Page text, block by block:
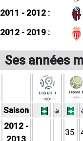
2011 - 2012 :
2012 - 2019 :
Ses années
Saison
2012 -
2013
35